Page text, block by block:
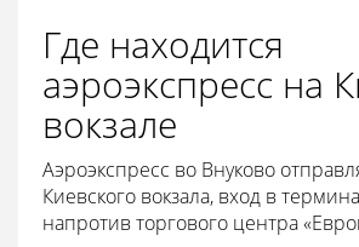
Где находится
аэроэкспресс на
вокзале
Аэроэкспресс во Внуково
Киевского вокзала, вход в
напротив торгового центра